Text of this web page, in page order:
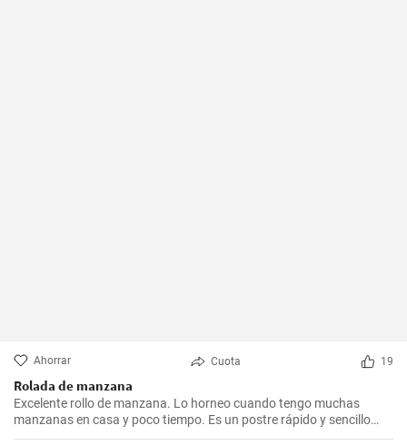
Ahorrar Cuota 19
Rolada de manzana
Excelente rollo de manzana. Lo horneo cuando tengo muchas
manzanas en casa y poco tiempo. Es un postre rápido y sencillo
que siempre agrada.